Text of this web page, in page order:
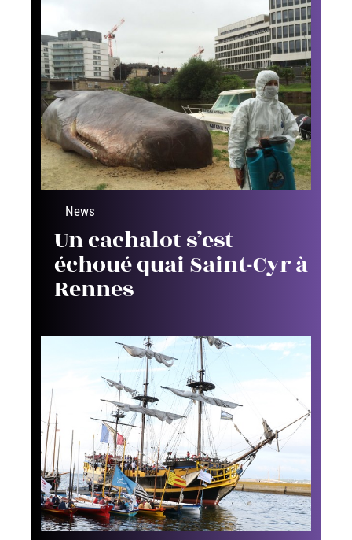
News
Un cachalot s’est
échoué quai Saint-Cyr à
Rennes